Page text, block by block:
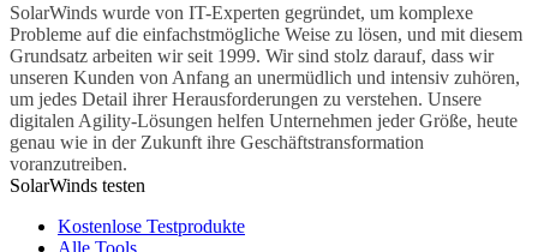
SolarWinds wurde von IT-Experten gegründet, um komplexe
Probleme auf die einfachstmögliche Weise zu lösen, und mit diesem
Grundsatz arbeiten wir seit 1999. Wir sind stolz darauf, dass wir
unseren Kunden von Anfang an unermüdlich und intensiv zuhören,
um jedes Detail ihrer Herausforderungen zu verstehen. Unsere
digitalen Agility-Lösungen helfen Unternehmen jeder Größe, heute
genau wie in der Zukunft ihre Geschäftstransformation
voranzutreiben.
SolarWinds testen
Kostenlose Testprodukte
Alle Tools